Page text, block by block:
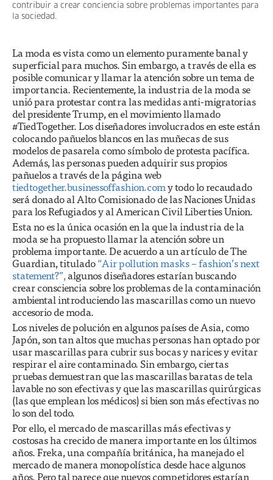
contribuir a crear conciencia sobre problemas importantes para
la sociedad.
La moda es vista como un elemento puramente banal y
superficial para muchos. Sin embargo, a través de ella es
posible comunicar y llamar la atención sobre un tema de
importancia. Recientemente, la industria de la moda se
unió para protestar contra las medidas anti-migratorias
del presidente Trump, en el movimiento llamado
#TiedTogether. Los diseñadores involucrados en este están
colocando pañuelos blancos en las muñecas de sus
modelos de pasarela como símbolo de protesta pacífica.
Además, las personas pueden adquirir sus propios
pañuelos a través de la página web
tiedtogether.businessoffashion.comy todo lo recaudado
será donado al Alto Comisionado de las Naciones Unidas
para los Refugiados y al American Civil Liberties Union.
Esta no es la única ocasión en la que la industria de la
moda se ha propuesto llamar la atención sobre un
problema importante. De acuerdo a un artículo de The
Guardian, titulado“Air pollution masks – fashion’s next
statement?”,algunos diseñadores estarían buscando
crear consciencia sobre los problemas de la contaminación
ambiental introduciendo las mascarillas como un nuevo
accesorio de moda.
Los niveles de polución en algunos países de Asia, como
Japón, son tan altos que muchas personas han optado por
usar mascarillas para cubrir sus bocas y narices y evitar
respirar el aire contaminado. Sin embargo, ciertas
pruebas demuestran que las mascarillas baratas de tela
lavable no son efectivas y que las mascarillas quirúrgicas
(las que emplean los médicos) si bien son más efectivas no
lo son del todo.
Por ello, el mercado de mascarillas más efectivas y
costosas ha crecido de manera importante en los últimos
años. Freka, una compañía británica, ha manejado el
mercado de manera monopolística desde hace algunos
años. Pero tal parece que nuevos competidores estarían